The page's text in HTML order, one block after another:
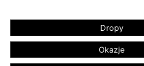
Dropy
Okazje